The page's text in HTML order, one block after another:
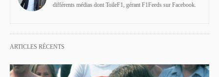
différents médias dont ToileF1, gérant F1Feeds sur Facebook.
ARTICLES RÉCENTS